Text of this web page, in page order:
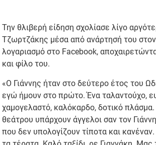
Την θλιβερή είδηση σχολίασε λίγο
Τζωρτζάκης μέσα από ανάρτησή του
λογαριασμό στο Facebook,
και φίλο του.
«Ο Γιάννης ήταν στο δεύτερο έτος του
εγώ ήμουν στο πρώτο. Ένα ταλαντούχο,
χαμογελαστό, καλόκαρδο, δοτικό
θεάτρου υπάρχουν άγγελοι σαν τον
που δεν υπολογίζουν τίποτα και